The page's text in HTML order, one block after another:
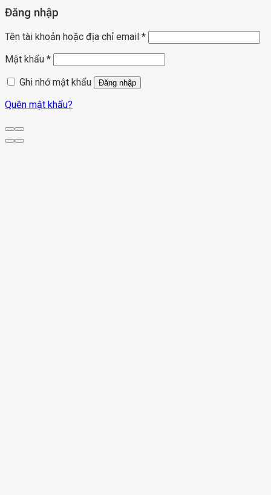
Đăng nhập
Tên tài khoản hoặc địa chỉ email *
Mật khẩu *
Ghi nhớ mật khẩu
Đăng nhập
Quên mật khẩu?